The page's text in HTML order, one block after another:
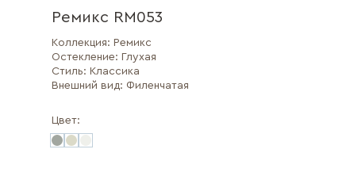
Ремикс RM053
Коллекция: Ремикс
Остекление: Глухая
Стиль: Классика
Внешний вид: Филенчатая
Цвет: